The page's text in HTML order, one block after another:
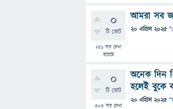
0
টি ভোট
251বার দেখা
হয়েছে
আমরা সব
20 এপ্রিল 2025 "
0
টি ভোট
303 বার দেখা
অনেক দিন
হলেই বুকে
20 এপ্রিল 2025 "